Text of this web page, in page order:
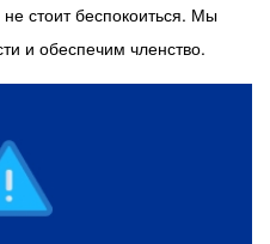
стоит беспокоиться. Мы
и обеспечим членство.